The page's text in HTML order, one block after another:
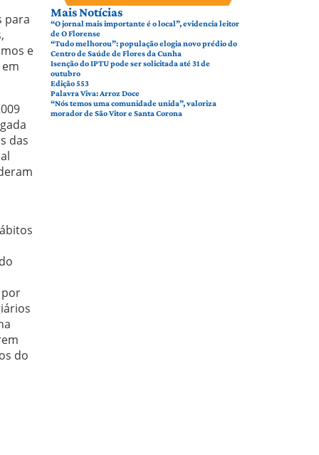
para
e
das
do
Mais Notícias
“O jornal mais importante é o local”, evidencia leitor
de O Florense
“Tudo melhorou”: população elogia novo prédio do
Centro de Saúde de Flores da Cunha
Isenção do IPTU pode ser solicitada até 31 de
outubro
Edição 553
Palavra Viva: Arroz Doce
“Nós temos uma comunidade unida”, valoriza
morador de São Vitor e Santa Corona